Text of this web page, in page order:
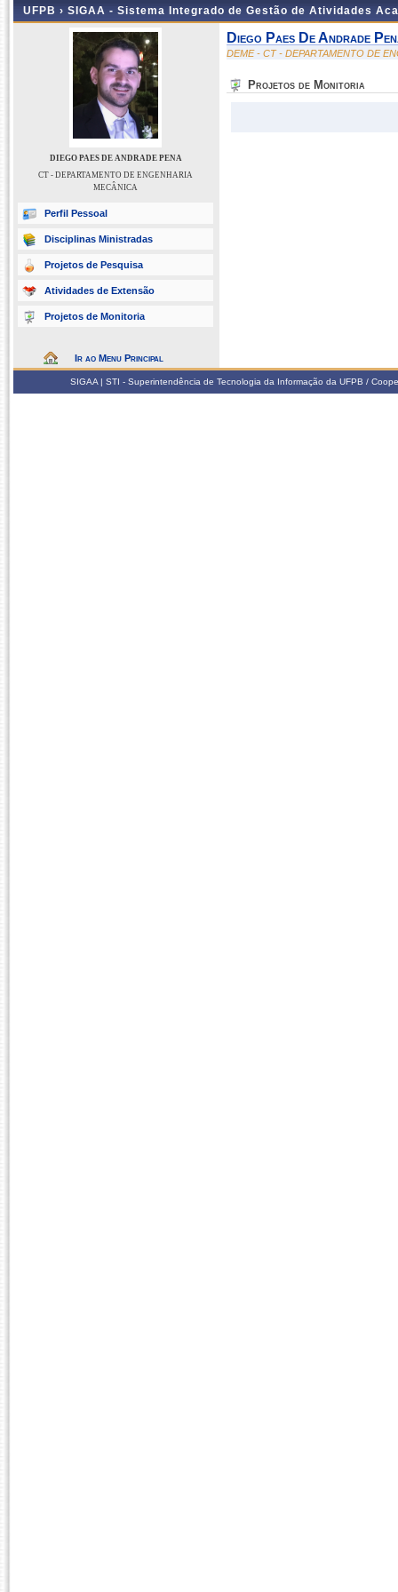
UFPB › SIGAA - Sistema Integrado de Gestão de Atividades
DIEGO PAES DE ANDRADE PENA
CT - DEPARTAMENTO DE ENGENHARIA
MECÂNICA
Perfil Pessoal
Disciplinas Ministradas
Projetos de Pesquisa
Atividades de Extensão
Projetos de Monitoria
Ir ao Menu Principal
Diego Paes De Andrade
DEME - CT - DEPARTAMENTO DE
Projetos de Monitoria
SIGAA | STI - Superintendência de Tecnologia da Informação da UFPB /